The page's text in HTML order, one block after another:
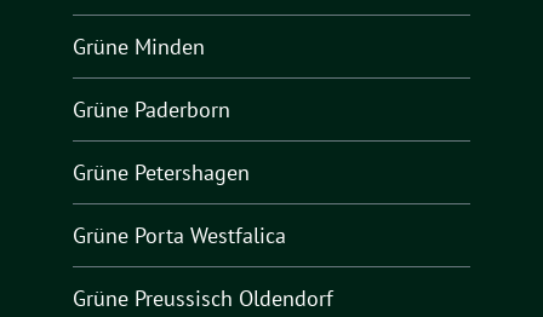
Grüne Minden
Grüne Paderborn
Grüne Petershagen
Grüne Porta Westfalica
Grüne Preussisch Oldendorf